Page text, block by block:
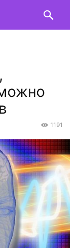
1191